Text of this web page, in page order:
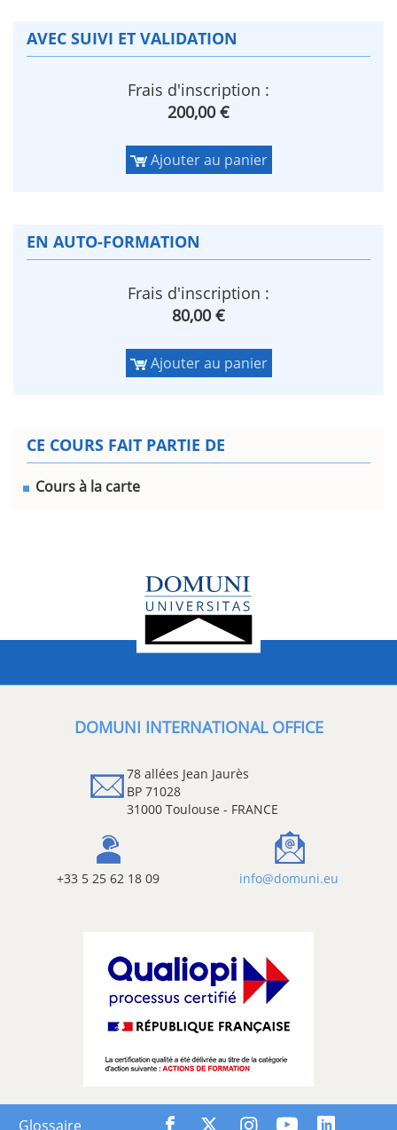
AVEC SUIVI ET VALIDATION
Frais d'inscription :
200,00 €
Ajouter au panier
EN AUTO-FORMATION
Frais d'inscription :
80,00 €
Ajouter au panier
CE COURS FAIT PARTIE DE
Cours à la carte
DOMUNI INTERNATIONAL OFFICE
78 allées Jean Jaurès
BP 71028
31000 Toulouse - FRANCE
+33 5 25 62 18 09 info@domuni.eu
Glossaire